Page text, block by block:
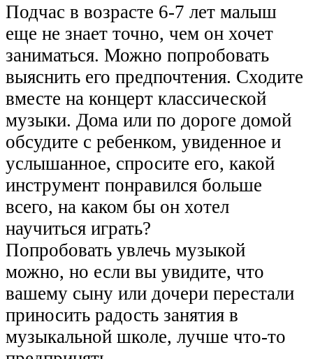
Подчас в возрасте 6-7 лет малыш
еще не знает точно, чем он хочет
заниматься. Можно попробовать
выяснить его предпочтения. Сходите
вместе на концерт классической
музыки. Дома или по дороге домой
обсудите с ребенком, увиденное и
услышанное, спросите его, какой
инструмент понравился больше
всего, на каком бы он хотел
научиться играть?
Попробовать увлечь музыкой
можно, но если вы увидите, что
вашему сыну или дочери перестали
приносить радость занятия в
музыкальной школе, лучше что-то